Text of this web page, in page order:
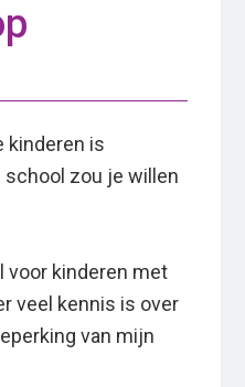
kinderen is
zou je willen
voor kinderen met
veel kennis is over
van mijn